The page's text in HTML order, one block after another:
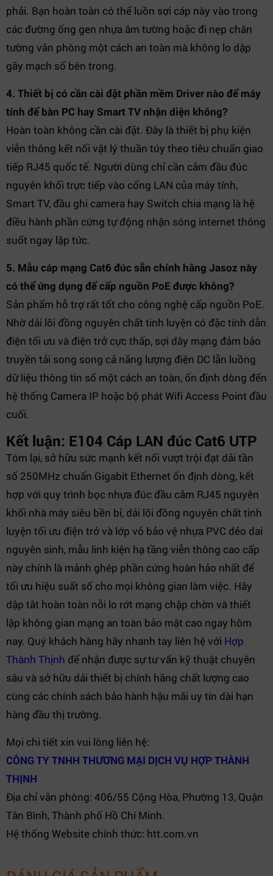
phải. Bạn hoàn toàn có thể luồn sợi cáp này vào trong
các đường ống gen nhựa âm tường hoặc đi nẹp chân
tường văn phòng một cách an toàn mà không lo dập
gãy mạch số bên trong.
4. Thiết bị có cần cài đặt phần mềm Driver nào để máy
tính để bàn PC hay Smart TV nhận diện không?
Hoàn toàn không cần cài đặt. Đây là thiết bị phụ kiện
viễn thông kết nối vật lý thuần túy theo tiêu chuẩn giao
tiếp RJ45 quốc tế. Người dùng chỉ cần cắm đầu đúc
nguyên khối trực tiếp vào cổng LAN của máy tính,
Smart TV, đầu ghi camera hay Switch chia mạng là hệ
điều hành phần cứng tự động nhận sóng internet thông
suốt ngay lập tức.
5. Mẫu cáp mạng Cat6 đúc sẵn chính hãng Jasoz này
có thể ứng dụng để cấp nguồn PoE được không?
Sản phẩm hỗ trợ rất tốt cho công nghệ cấp nguồn PoE.
Nhờ dải lõi đồng nguyên chất tinh luyện có đặc tính dẫn
điện tối ưu và điện trở cực thấp, sợi dây mạng đảm bảo
truyền tải song song cả năng lượng điện DC lẫn luồng
dữ liệu thông tin số một cách an toàn, ổn định dòng đến
hệ thống Camera IP hoặc bộ phát Wifi Access Point đầu
cuối.
Kết luận: E104 Cáp LAN đúc Cat6 UTP
Tóm lại, sở hữu sức mạnh kết nối vượt trội đạt dải tần
số 250MHz chuẩn Gigabit Ethernet ổn định dòng, kết
hợp với quy trình bọc nhựa đúc đầu cắm RJ45 nguyên
khối nhà máy siêu bền bỉ, dải lõi đồng nguyên chất tinh
luyện tối ưu điện trở và lớp vỏ bảo vệ nhựa PVC dẻo dai
nguyên sinh, mẫu linh kiện hạ tầng viễn thông cao cấp
này chính là mảnh ghép phần cứng hoàn hảo nhất để
tối ưu hiệu suất số cho mọi không gian làm việc. Hãy
dập tắt hoàn toàn nỗi lo rớt mạng chập chờn và thiết
lập không gian mạng an toàn bảo mật cao ngay hôm
nay. Quý khách hàng hãy nhanh tay liên hệ với Hợp
Thành Thịnh để nhận được sự tư vấn kỹ thuật chuyên
sâu và sở hữu dải thiết bị chính hãng chất lượng cao
cùng các chính sách bảo hành hậu mãi uy tín dài hạn
hàng đầu thị trường.
Mọi chi tiết xin vui lòng liên hệ:
CÔNG TY TNHH THƯƠNG MẠI DỊCH VỤ HỢP THÀNH
THỊNH
Địa chỉ văn phòng: 406/55 Cộng Hòa, Phường 13, Quận
Tân Bình, Thành phố Hồ Chí Minh.
Hệ thống Website chính thức: htt.com.vn